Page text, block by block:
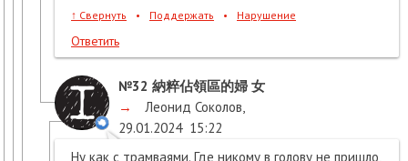
↑ Свернуть • Поддержать • Нарушение
Ответить
№32 納粹佔領區的婦 女
→
Леонид Соколов
29.01.2024 15:22
Ну как с трамваями. Где никому в голову не пришло,